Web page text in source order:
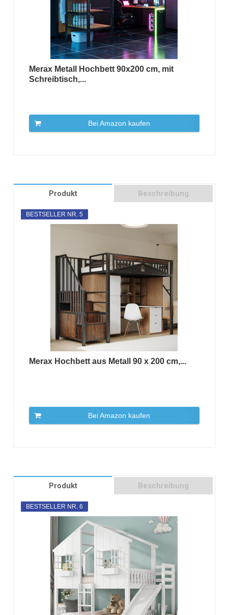
Merax Metall Hochbett 90x200 cm, mit
Schreibtisch,...
Bei Amazon kaufen
Produkt Beschreibung
BESTSELLER NR. 5
Merax Hochbett aus Metall 90 x 200 cm,...
Bei Amazon kaufen
Produkt Beschreibung
BESTSELLER NR. 6